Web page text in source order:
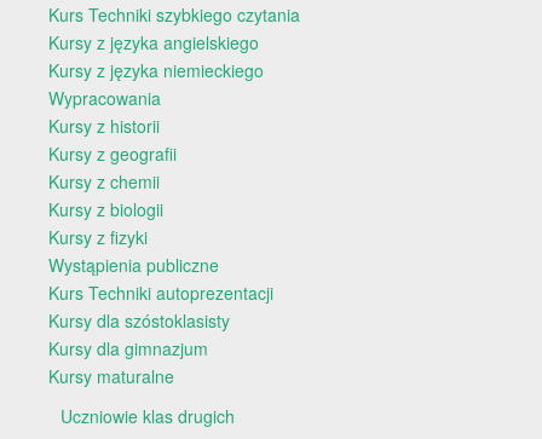
Kurs Techniki szybkiego czytania
Kursy z języka angielskiego
Kursy z języka niemieckiego
Wypracowania
Kursy z historii
Kursy z geografii
Kursy z chemii
Kursy z biologii
Kursy z fizyki
Wystąpienia publiczne
Kurs Techniki autoprezentacji
Kursy dla szóstoklasisty
Kursy dla gimnazjum
Kursy maturalne
Uczniowie klas drugich